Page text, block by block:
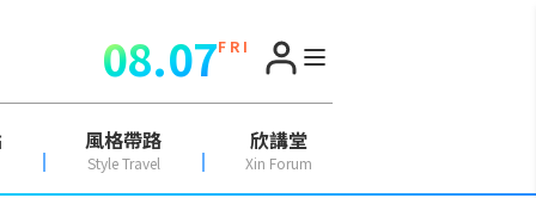
08.07F R I
風格帶路
Style Travel
欣講堂
Xin Forum